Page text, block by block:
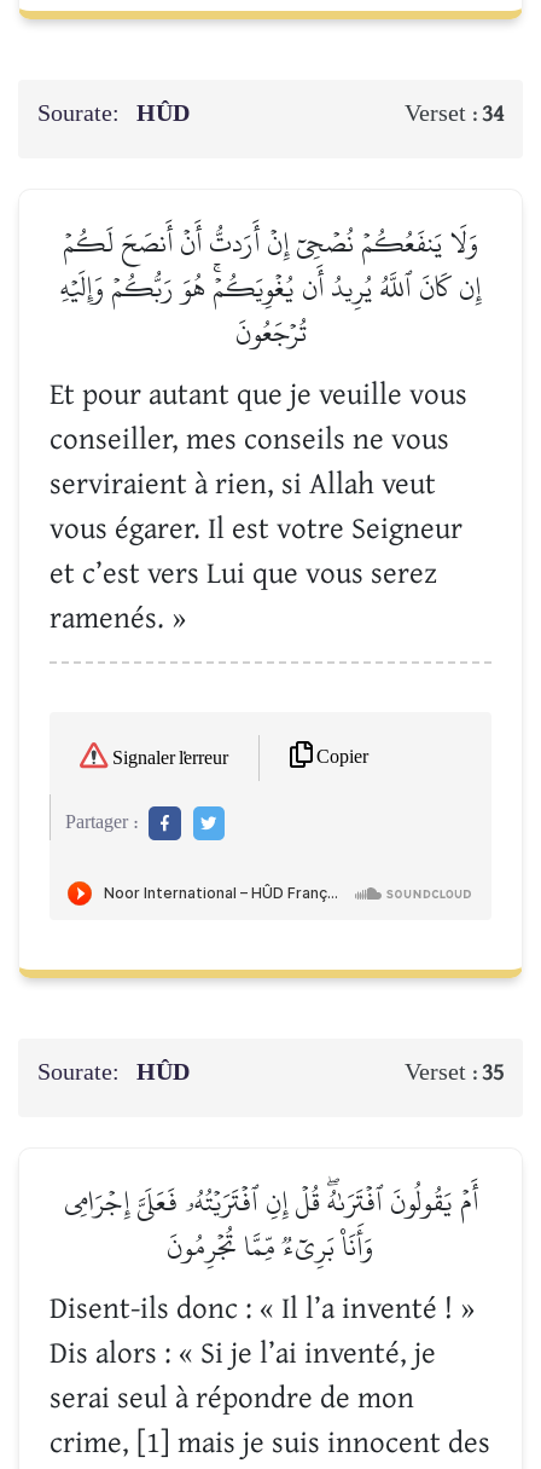
Sourate: HÛD Verset :34
وَلَا يَنفَعُكُمۡ نُصۡحِيٓ إِنۡ أَرَدتُّ أَنۡ أَنصَحَ لَكُمۡ
إِن كَانَ ٱللَّهُ يُرِيدُ أَن يُغۡوِيَكُمۡۚ هُوَ رَبُّكُمۡ وَإِلَيۡهِ
تُرۡجَعُونَ
Et pour autant que je veuille vous
conseiller, mes conseils ne vous
serviraient à rien, si Allah veut
vous égarer. Il est votre Seigneur
et c’est vers Lui que vous serez
ramenés. »
Signaler l'erreur Copier
Partager :
Sourate: HÛD Verset :35
أَمۡ يَقُولُونَ ٱفۡتَرَىٰهُۖ قُلۡ إِنِ ٱفۡتَرَيۡتُهُۥ فَعَلَيَّ إِجۡرَامِي
وَأَنَا۠ بَرِيٓءٞ مِّمَّا تُجۡرِمُونَ
Disent-ils donc : « Il l’a inventé ! »
Dis alors : « Si je l’ai inventé, je
serai seul à répondre de mon
crime, [1] mais je suis innocent des